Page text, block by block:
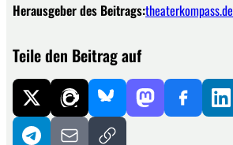
Herausgeber des Beitrags:theaterkompass.de
Teile den Beitrag auf